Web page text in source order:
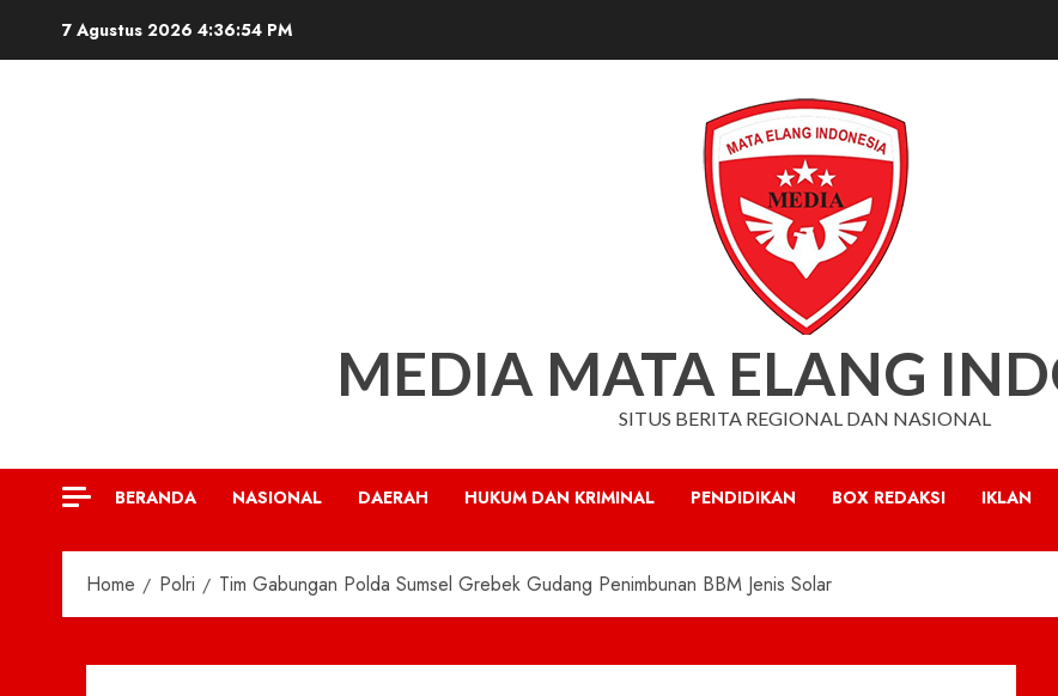
7 Agustus 2026 4:36:55 PM
MEDIA MATA ELANG
SITUS BERITA REGIONAL DAN NASIONAL
BERANDA NASIONAL DAERAH HUKUM DAN KRIMINAL PENDIDIKAN BOX REDAKSI IKLAN
Home Polri Tim Gabungan Polda Sumsel Grebek Gudang Penimbunan BBM Jenis Solar